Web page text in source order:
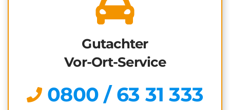
Gutachter
Vor-Ort-Service
0800 / 63 31 333